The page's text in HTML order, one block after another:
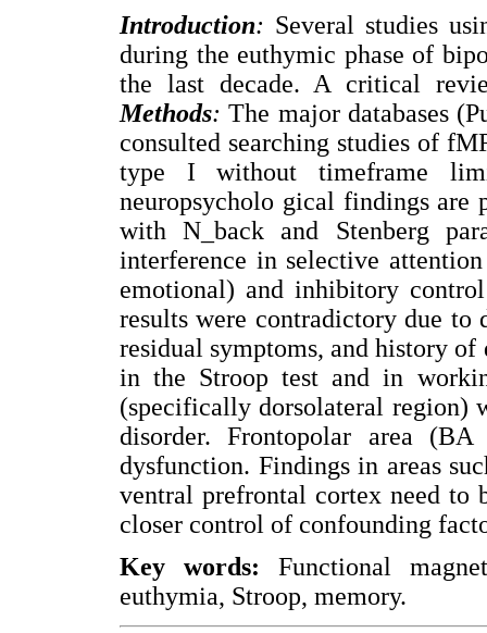
Introduction: Several studies
during the euthymic phase of
the last decade. A critical
Methods: The major databases
consulted searching studies of
type I without timeframe
neuropsycholo gical findings are
with N_back and Stenberg
interference in selective
emotional) and inhibitory
results were contradictory due
residual symptoms, and history
in the Stroop test and in
(specifically dorsolateral region)
disorder. Frontopolar area
dysfunction. Findings in areas
ventral prefrontal cortex need to
closer control of confounding
Key words: Functional
euthymia, Stroop, memory.